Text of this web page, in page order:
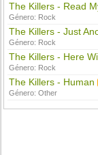
The Killers - Read
Género: Rock
The Killers - Just
Género: Rock
The Killers - Here
Género: Rock
The Killers - Human
Género:Other